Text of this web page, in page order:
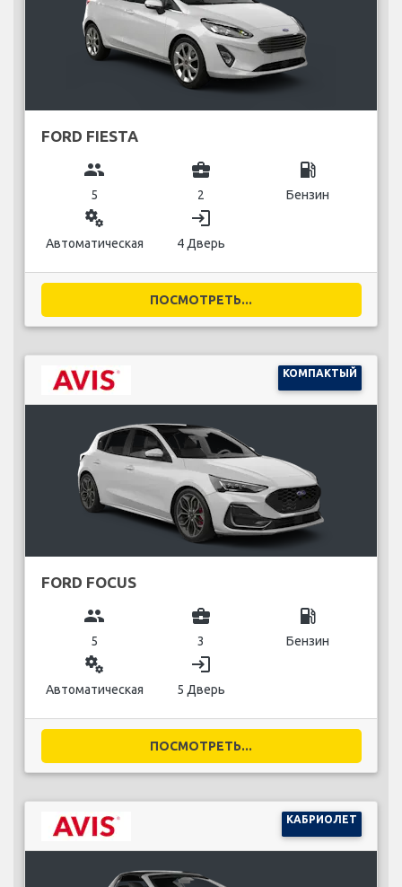
FORD FIESTA
group
5
business_center
2
local_gas_station
Бензин
miscellaneous_services
Автоматическая
login
4 Дверь
ПОСМОТРЕТЬ...
КОМПАКТЫЙ
FORD FOCUS
group
5
business_center
3
local_gas_station
Бензин
miscellaneous_services
Автоматическая
login
5 Дверь
ПОСМОТРЕТЬ...
КАБРИОЛЕТ